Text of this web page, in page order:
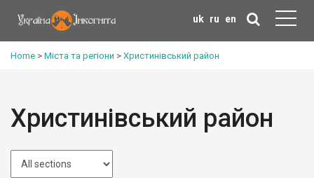
uk ru en
Home > Міста та регіони > Христинівський район
Христинівський район